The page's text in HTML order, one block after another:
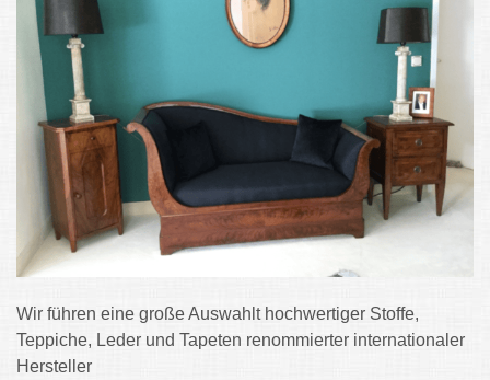
Wir führen eine große Auswahlt hochwertiger Stoffe,
Teppiche, Leder und Tapeten renommierter internationaler
Hersteller